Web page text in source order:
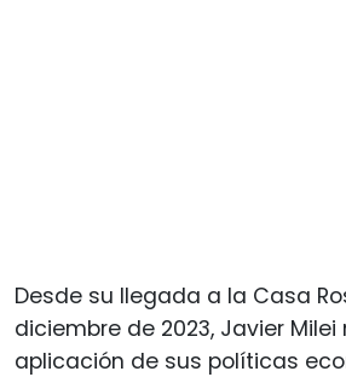
Desde su llegada a la Casa
diciembre de 2023, Javier
aplicación de sus políticas